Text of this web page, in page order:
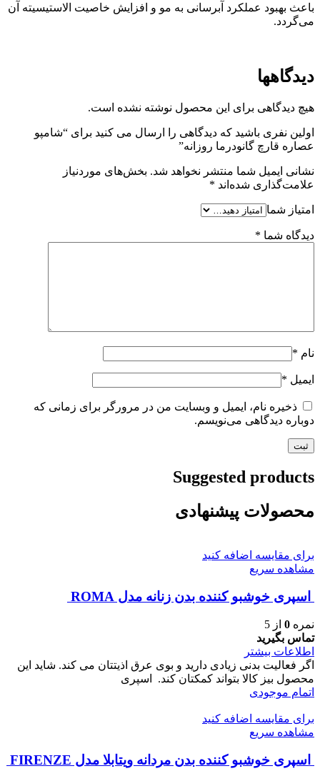
باعث بهبود عملکرد آبرسانی به مو و افزایش خاصیت الاستیسیته آن
می‌گردد.
دیدگاهها
هیچ دیدگاهی برای این محصول نوشته نشده است.
اولین نفری باشید که دیدگاهی را ارسال می کنید برای “شامپو
عصاره قارچ گانودرما روزانه”
نشانی ایمیل شما منتشر نخواهد شد. بخش‌های موردنیاز
علامت‌گذاری شده‌اند *
امتیاز شما
دیدگاه شما *
نام *
ایمیل *
ذخیره نام، ایمیل و وبسایت من در مرورگر برای زمانی که
دوباره دیدگاهی می‌نویسم.
Suggested products
محصولات پیشنهادی
برای مقایسه اضافه کنید
مشاهده سریع
اسپری خوشبو کننده بدن زنانه مدل ROMA
نمره 0 از 5
تماس بگیرید
اطلاعات بیشتر
اگر فعالیت بدنی زیادی دارید و بوی عرق اذیتتان می کند. شاید این
محصول بیز کالا بتواند کمکتان کند. اسپری
اتمام موجودی
برای مقایسه اضافه کنید
مشاهده سریع
اسپری خوشبو کننده بدن مردانه ویتابلا مدل FIRENZE